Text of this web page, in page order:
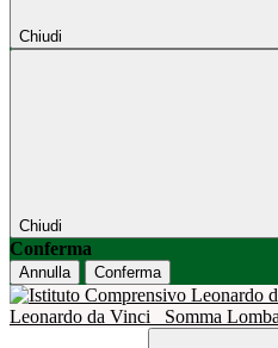
Chiudi
Chiudi
Conferma
Annulla Conferma
Leonardo da Vinci
Somma